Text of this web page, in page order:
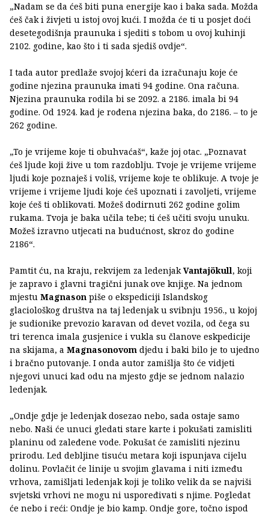
„Nadam se da ćeš biti puna energije kao i baka sada. Možda
ćeš čak i živjeti u istoj ovoj kući. I možda će ti u posjet doći
desetegodišnja praunuka i sjediti s tobom u ovoj kuhinji
2102. godine, kao što i ti sada sjediš ovdje“.
I tada autor predlaže svojoj kćeri da izračunaju koje će
godine njezina praunuka imati 94 godine. Ona računa.
Njezina praunuka rodila bi se 2092. a 2186. imala bi 94
godine. Od 1924. kad je rođena njezina baka, do 2186. – to je
262 godine.
„To je vrijeme koje ti obuhvaćaš“, kaže joj otac. „Poznavat
ćeš ljude koji žive u tom razdoblju. Tvoje je vrijeme vrijeme
ljudi koje poznaješ i voliš, vrijeme koje te oblikuje. A tvoje je
vrijeme i vrijeme ljudi koje ćeš upoznati i zavoljeti, vrijeme
koje ćeš ti oblikovati. Možeš dodirnuti 262 godine golim
rukama. Tvoja je baka učila tebe; ti ćeš učiti svoju unuku.
Možeš izravno utjecati na budućnost, skroz do godine
2186“.
Pamtit ću, na kraju, rekvijem za ledenjakVantajökull, koji
je zapravo i glavni tragični junak ove knjige. Na jednom
mjestu Magnason piše o ekspediciji Islandskog
glaciološkog društva na taj ledenjak u svibnju 1956., u kojoj
je sudionike prevozio karavan od devet vozila, od čega su
tri terenca imala gusjenice i vukla su članove eskpedicije
na skijama, a Magnasonovom djedu i baki bilo je to ujedno
i bračno putovanje. I onda autor zamišlja što će vidjeti
njegovi unuci kad odu na mjesto gdje se jednom nalazio
ledenjak.
„Ondje gdje je ledenjak dosezao nebo, sada ostaje samo
nebo. Naši će unuci gledati stare karte i pokušati zamisliti
planinu od zaleđene vode. Pokušat će zamisliti njezinu
prirodu. Led debljine tisuću metara koji ispunjava cijelu
dolinu. Povlačit će linije u svojim glavama i niti između
vrhova, zamišljati ledenjak koji je toliko velik da se najviši
svjetski vrhovi ne mogu ni uspoređivati s njime. Pogledat
će nebo i reći: Ondje je bio kamp. Ondje gore, točno ispod